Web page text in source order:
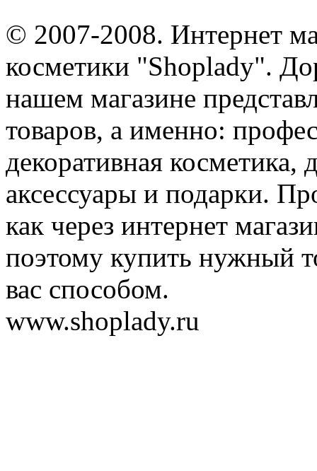
© 2007-2008. Интернет
косметики "Shoplady".
нашем магазине
товаров, а именно:
декоративная косметика,
аксессуары и подарки.
как через интернет
поэтому купить нужный
вас способом.
www.shoplady.ru